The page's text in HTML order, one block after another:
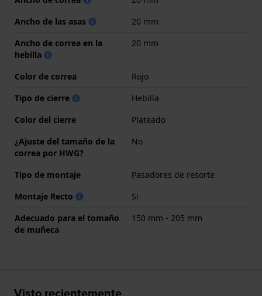
Ancho de las asas
20 mm
Ancho de correa en la
hebilla
20 mm
Color de correa
Rojo
Tipo de cierre
Hebilla
Color del cierre
Plateado
¿Ajuste del tamaño de la
correa por HWG?
No
Tipo de montaje
Pasadores de resorte
Montaje Recto
Si
Adecuado para el tomaño
de muñeca
150 mm - 205 mm